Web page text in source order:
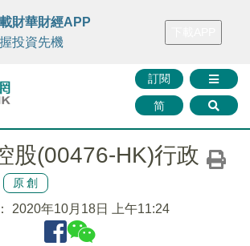
FINTV FINMETA 財華證券 媒體矩陣
訂閱
简
財華財經APP
投資先機
股(00476-HK)行政
原創
2020年10月18日 上午11:24